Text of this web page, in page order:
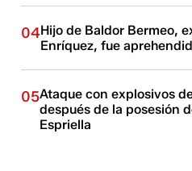
04Hijo de Baldor Bermeo,
Enríquez, fue
05Ataque con explosivos
después de la posesión
Espriella